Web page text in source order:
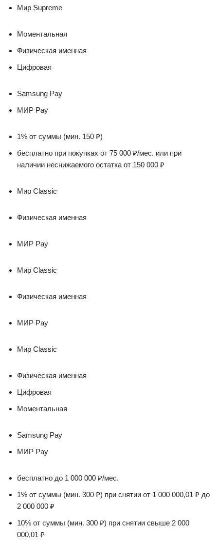
Мир Supreme
Моментальная
Физическая именная
Цифровая
Samsung Pay
МИР Pay
1% от суммы (мин. 150 ₽)
бесплатно при покупках от 75 000 ₽/мес. или при
наличии неснижаемого остатка от 150 000 ₽
Мир Classic
Физическая именная
МИР Pay
Мир Classic
Физическая именная
МИР Pay
Мир Classic
Физическая именная
Цифровая
Моментальная
Samsung Pay
МИР Pay
бесплатно до 1 000 000 ₽/мес.
1% от суммы (мин. 300 ₽) при снятии от 1 000 000,01 ₽ до
2 000 000 ₽
10% от суммы (мин. 300 ₽) при снятии свыше 2 000
000,01 ₽